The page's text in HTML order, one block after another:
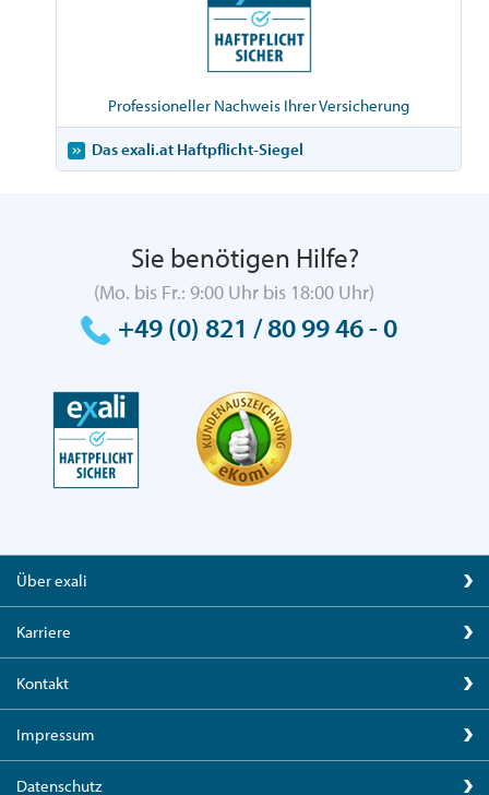
Professioneller Nachweis Ihrer Versicherung
Das exali.at Haftpflicht-Siegel
Sie benötigen Hilfe?
(Mo. bis Fr.: 9:00 Uhr bis 18:00 Uhr)
+49 (0) 821 / 80 99 46 - 0
Über exali
Karriere
Kontakt
Impressum
Datenschutz